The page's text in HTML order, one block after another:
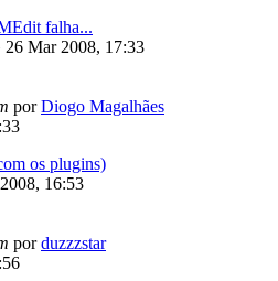
falha...
26 Mar 2008, 17:33
porDiogo Magalhães
os plugins)
16:53
porduzzzstar